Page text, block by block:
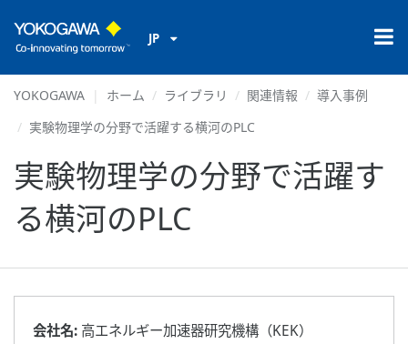
JP
YOKOGAWA ホーム ライブラリ 関連情報
導入事例
実験物理学の分野で活躍する横河のPLC
実験物理学の分野で活躍す
る横河のPLC
会社名: 高エネルギー加速器研究機構（KEK）